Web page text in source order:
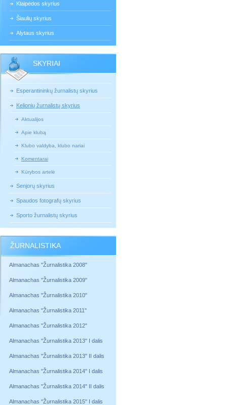
Klaipėdos skyrius
Šiaulių skyrius
Alytaus skyrius
SKYRIAI
Esperantininkų žurnalistų skyrius
Kelionių žurnalistų skyrius
Aktualijos
Apie klubą
Klubo valdyba, klubo nariai
Komentarai
Kūrybos artelė
Senjorų skyrius
Spaudos fotografų skyrius
Sporto žurnalistų skyrius
ŽURNALISTIKA
Almanachas "Žurnalistika 2008"
Almanachas "Žurnalistika 2009"
Almanachas "Žurnalistika 2010"
Almanachas "Žurnalistika 2011"
Almanachas "Žurnalistika 2012"
Almanachas "Žurnalistika 2013" I dalis
Almanachas "Žurnalistika 2013" II dalis
Almanachas "Žurnalistika 2014" I dalis
Almanachas "Žurnalistika 2014" II dalis
Almanachas "Žurnalistika 2015" I dalis